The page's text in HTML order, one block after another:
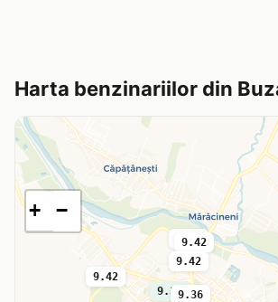
Harta benzinariilor din
9.36
9.36
9.36
9.42
9.42
9.42
+ −